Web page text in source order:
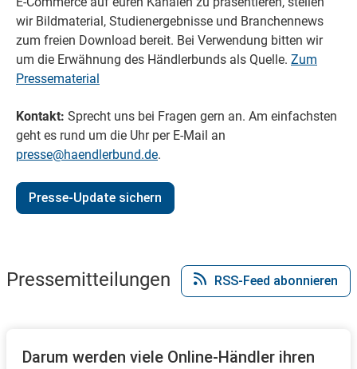
wir Bildmaterial, Studienergebnisse und Branchennews
zum freien Download bereit. Bei Verwendung bitten wir
um die Erwähnung des Händlerbunds als Quelle. Zum
Pressematerial
Kontakt: Sprecht uns bei Fragen gern an. Am einfachsten
geht es rund um die Uhr per E-Mail an
presse@haendlerbund.de.
Presse-Update sichern
Pressemitteilungen RSS-Feed abonnieren
Darum werden viele Online-Händler ihren